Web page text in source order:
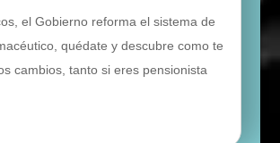
el Gobierno reforma el sistema de
quédate y descubre como te
cambios, tanto si eres pensionista